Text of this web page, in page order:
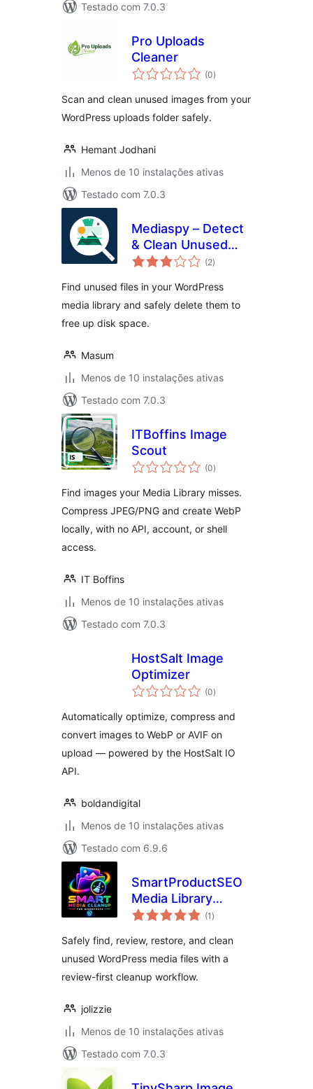
Testado com 7.0.3
Pro Uploads
Cleaner
(0avaliações
totais
)
Scan and clean unused images from your
WordPress uploads folder safely.
Hemant Jodhani
Menos de 10 instalações ativas
Testado com 7.0.3
Mediaspy – Detect
& Clean Unused
Media
(2avaliações
totais
)
Find unused files in your WordPress
media library and safely delete them to
free up disk space.
Masum
Menos de 10 instalações ativas
Testado com 7.0.3
ITBoffins Image
Scout
(0avaliações
totais
)
Find images your Media Library misses.
Compress JPEG/PNG and create WebP
locally, with no API, account, or shell
access.
IT Boffins
Menos de 10 instalações ativas
Testado com 7.0.3
HostSalt Image
Optimizer
(0avaliações
totais
)
Automatically optimize, compress and
convert images to WebP or AVIF on
upload — powered by the HostSalt IO
API.
boldandigital
Menos de 10 instalações ativas
Testado com 6.9.6
SmartProductSEO
Media Library
Cleanup
(1 avaliações
totais
)
Safely find, review, restore, and clean
unused WordPress media files with a
review-first cleanup workflow.
jolizzie
Menos de 10 instalações ativas
Testado com 7.0.3